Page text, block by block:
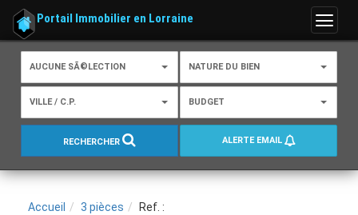
Menu
Portail Immobilier en Lorraine
AUCUNE SÃ©LECTION NATURE DU BIEN
VILLE / C.P. BUDGET
RECHERCHER ALERTE EMAIL
Accueil 3 pièces Ref. :